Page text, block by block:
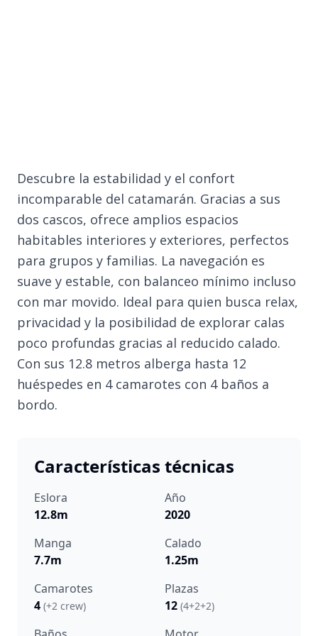
Descubre la estabilidad y el confort
incomparable del catamarán. Gracias a sus
dos cascos, ofrece amplios espacios
habitables interiores y exteriores, perfectos
para grupos y familias. La navegación es
suave y estable, con balanceo mínimo incluso
con mar movido. Ideal para quien busca relax,
privacidad y la posibilidad de explorar calas
poco profundas gracias al reducido calado.
Con sus 12.8 metros alberga hasta 12
huéspedes en 4 camarotes con 4 baños a
bordo.
Características técnicas
Eslora
12.8m
Año
2020
Manga
7.7m
Calado
1.25m
Camarotes
4 (+2 crew)
Plazas
12 (4+2+2)